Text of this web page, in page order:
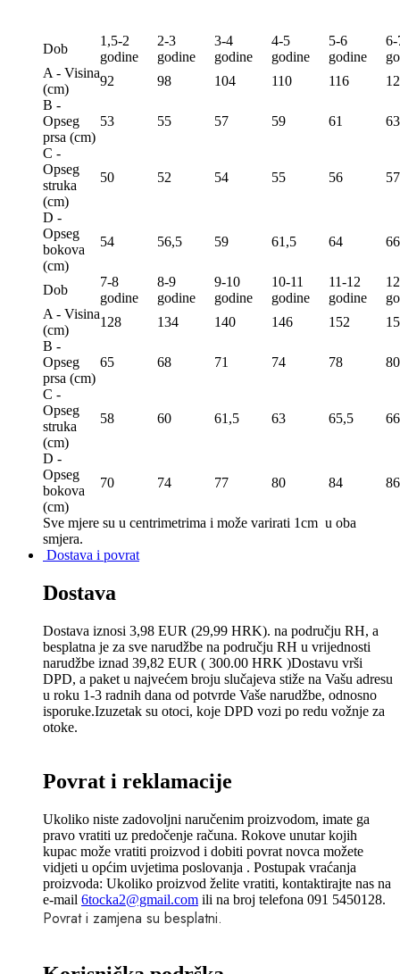
Dob
1,5-2
godine
2-3
godine
3-4
godine
4-5
godine
5-6
godine
6-
A - Visina
(сm)
92 98 104 110 116
B -
Opseg
prsa (сm)
53 55 57 59 61 63
C -
Opseg
struka
(сm)
50 52 54 55 56 57
D -
Opseg
bokova
(сm)
54 56,5 59 61,5 64 66
Dob
7-8
godine
8-9
godine
9-10
godine
10-11
godine
11-12
godine
A - Visina
(сm)
128 134 140 146 152
B -
Opseg
prsa (сm)
65 68 71 74 78 80
C -
Opseg
struka
(сm)
58 60 61,5 63 65,5
D -
Opseg
bokova
(сm)
70 74 77 80 84 86
Sve mjere su u centrimetrima i može varirati 1cm u oba
smjera.
Dostava i povrat
Dostava
Dostava iznosi 3,98 EUR (29,99 HRK). na području RH, a
besplatna je za sve narudžbe na području RH u vrijednosti
narudžbe iznad 39,82 EUR ( 300.00 HRK )Dostavu vrši
DPD, a paket u najvećem broju slučajeva stiže na Vašu adresu
u roku 1-3 radnih dana od potvrde Vaše narudžbe, odnosno
isporuke.Izuzetak su otoci, koje DPD vozi po redu vožnje za
otoke.
Povrat i reklamacije
Ukoliko niste zadovoljni naručenim proizvodom, imate ga
pravo vratiti uz predočenje računa. Rokove unutar kojih
kupac može vratiti proizvod i dobiti povrat novca možete
vidjeti u općim uvjetima poslovanja . Postupak vraćanja
proizvoda: Ukoliko proizvod želite vratiti, kontaktirajte nas na
e-mail 6tocka2@gmail.com ili na broj telefona 091 5450128.
Povrat i zamjena su besplatni.